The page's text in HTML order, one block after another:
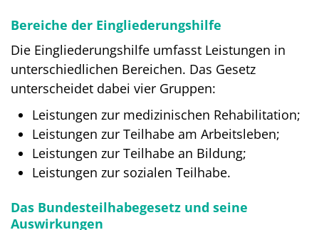
Bereiche der Eingliederungshilfe
Die Eingliederungshilfe umfasst Leistungen in
unterschiedlichen Bereichen. Das Gesetz
unterscheidet dabei vier Gruppen:
Leistungen zur medizinischen Rehabilitation;
Leistungen zur Teilhabe am Arbeitsleben;
Leistungen zur Teilhabe an Bildung;
Leistungen zur sozialen Teilhabe.
Das Bundesteilhabegesetz und seine
Auswirkungen